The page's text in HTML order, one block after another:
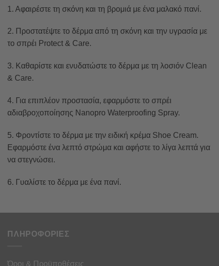
1. Αφαιρέστε τη σκόνη και τη βρομιά με ένα μαλακό πανί.
2. Προστατέψτε το δέρμα από τη σκόνη και την υγρασία με
το σπρέι Protect & Care.
3. Καθαρίστε και ενυδατώστε το δέρμα με τη λοσιόν Clean
& Care.
4. Για επιπλέον προστασία, εφαρμόστε το σπρέι
αδιαβροχοποίησης Nanopro Waterproofing Spray.
5. Φροντίστε το δέρμα με την ειδική κρέμα Shoe Cream.
Εφαρμόστε ένα λεπτό στρώμα και αφήστε το λίγα λεπτά για
να στεγνώσει.
6. Γυαλίστε το δέρμα με ένα πανί.
ΠΛΗΡΟΦΟΡΙΕΣ
Όροι & Προϋποθέσεις